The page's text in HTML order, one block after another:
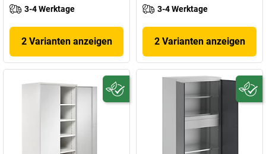
3-4 Werktage
2 Varianten anzeigen
3-4 Werktage
2 Varianten anzeigen